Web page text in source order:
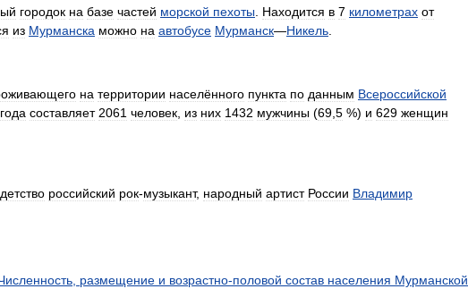
городок на базе частей морской пехоты Находится в 7 километрах от
из Мурманска можно на автобусе Мурманск—Никель
на территории населённого пункта по данным Всероссийской
года составляет 2061 человек из них 1432 мужчины (69 5 %) и 629 женщин
детство российский рок-музыкант, народный артист России Владимир
, размещение и возрастно-половой состав населения Мурманской